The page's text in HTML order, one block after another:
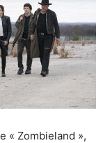
« Zombieland »,